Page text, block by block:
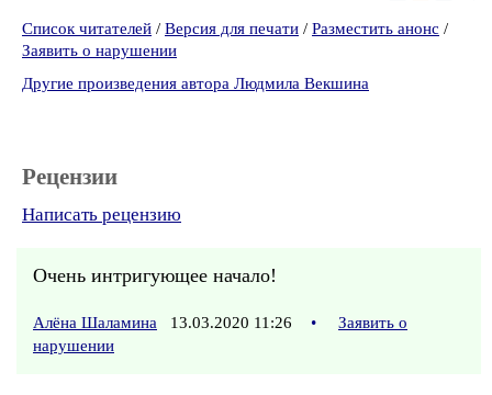
Список читателей / Версия для печати / Разместить анонс /
Заявить о нарушении
Другие произведения автора Людмила Векшина
Рецензии
Написать рецензию
Очень интригующее начало!
Алёна Шаламина 13.03.2020 11:26 •
Заявить о
нарушении